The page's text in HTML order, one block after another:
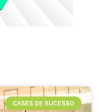
CASES DE SUCESSO